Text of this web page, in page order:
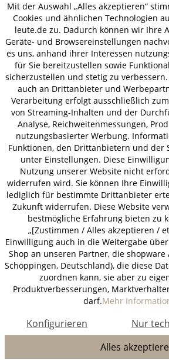
VERSAND
AGB Datenschutz
© 2026 HOLZ-LEUTE
* Alle Preise inkl. gesetzl. Mehrwertsteuer
Mit der Auswahl „Alles akzeptieren“
Cookies und ähnlichen Technologien
leute.de zu. Dadurch können wir Ihre
Geräte- und Browsereinstellungen
es uns, anhand ihrer Interessen
für Sie bereitzustellen sowie
sicherzustellen und stetig zu
auch an Drittanbieter und
Verarbeitung erfolgt ausschließlich
von Streaming-Inhalten und der
Analyse, Reichweitenmessungen,
nutzungsbasierter Werbung.
Funktionen, den Drittanbietern und der
unter Einstellungen. Diese
Nutzung unserer Website nicht
widerrufen wird. Sie können Ihre
lediglich für bestimmte Drittanbieter
Zukunft widerrufen. Diese Website
bestmögliche Erfahrung bieten zu
„[Zustimmen / Alles akzeptieren /
Einwilligung auch in die Weitergabe
Shop an unseren Partner, die shopware
Schöppingen, Deutschland), die diese
zuordnen kann, sie aber zu
Produktverbesserungen,
darf.Mehr
Nur
Konfigurieren
Alles